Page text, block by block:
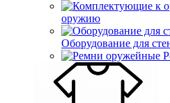
оружию
Оборудование для